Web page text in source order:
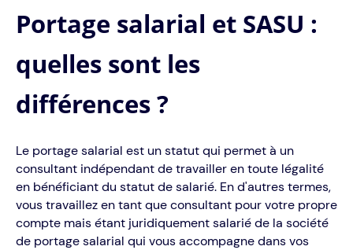
Portage salarial et SASU :
quelles sont les
différences ?
Le portage salarial est un statut qui permet à un
consultant indépendant de travailler en toute légalité
en bénéficiant du statut de salarié. En d'autres termes,
vous travaillez en tant que consultant pour votre propre
compte mais étant juridiquement salarié de la société
de portage salarial qui vous accompagne dans vos